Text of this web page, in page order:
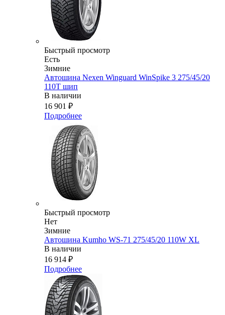
Быстрый просмотр
Есть
Зимние
Автошина Nexen Winguard WinSpike 3 275/45/20
110T шип
В наличии
16 901 ₽
Подробнее
Быстрый просмотр
Нет
Зимние
Автошина Kumho WS-71 275/45/20 110W XL
В наличии
16 914 ₽
Подробнее